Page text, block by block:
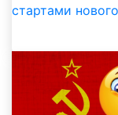
стартами